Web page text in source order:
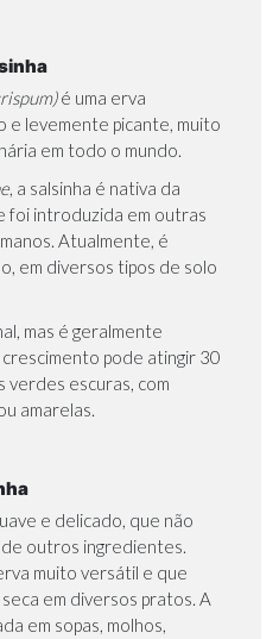
é uma erva
e levemente picante, muito
em todo o mundo.
, a salsinha é nativa da
foi introduzida em outras
Atualmente, é
em diversos tipos de solo
mas é geralmente
crescimento pode atingir 30
verdes escuras, com
amarelas.
e delicado, que não
outros ingredientes.
muito versátil e que
em diversos pratos. A
em sopas, molhos,